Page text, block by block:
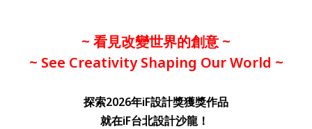
~ 看見改變世界的創意 ~
~ See Creativity Shaping Our World ~
探索2026年iF設計獎獲獎作品
就在iF台北設計沙龍！